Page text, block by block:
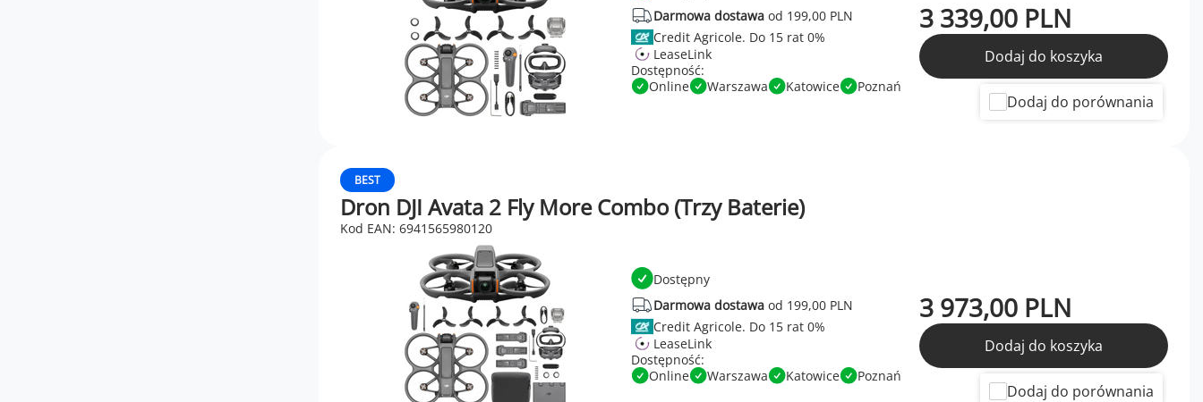
Darmowa dostawaod 199,00 PLN
Credit Agricole.
LeaseLink
Dostępność:
Online
Warszawa Katowice Poznań
3 339,00 PLN
Dodaj do koszyka
Dodaj do porównania
BEST
Dron DJI Avata 2 Fly More Combo (Trzy Baterie)
Kod EAN: 6941565980120
Dostępny
Darmowa dostawaod 199,00 PLN
Credit Agricole.
LeaseLink
Dostępność:
Online
Warszawa Katowice Poznań
3 973,00 PLN
Dodaj do koszyka
Dodaj do porównania